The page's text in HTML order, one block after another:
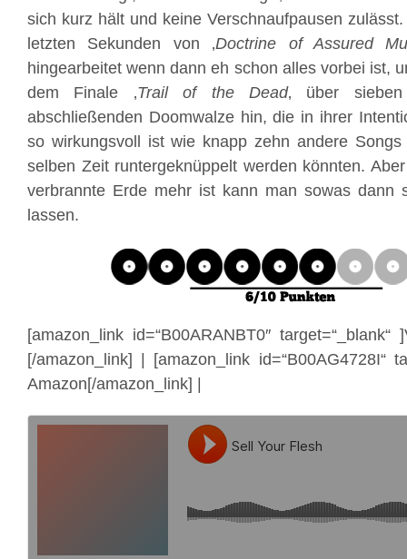
sich kurz hält und keine Verschnaufpausen
letzten Sekunden von ‚Doctrine of Assured
hingearbeitet wenn dann eh schon alles vorbei ist,
dem Finale ‚Trail of the Dead‚ über
abschließenden Doomwalze hin, die in ihrer
so wirkungsvoll ist wie knapp zehn andere
selben Zeit runtergeknüppelt werden könnten.
verbrannte Erde mehr ist kann man sowas dann
lassen.
[amazon_link id=“B00ARANBT0″
[/amazon_link] | [amazon_link id=“B00AG4728I“
Amazon[/amazon_link] |